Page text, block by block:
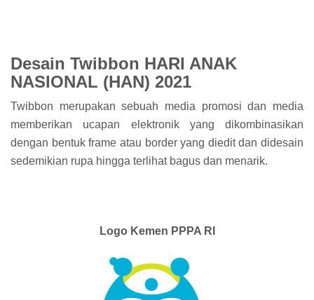
Desain Twibbon HARI ANAK
NASIONAL (HAN) 2021
Twibbon merupakan sebuah media promosi dan media
memberikan ucapan elektronik yang dikombinasikan
dengan bentuk frame atau border yang diedit dan didesain
sedemikian rupa hingga terlihat bagus dan menarik.
Logo Kemen PPPA RI